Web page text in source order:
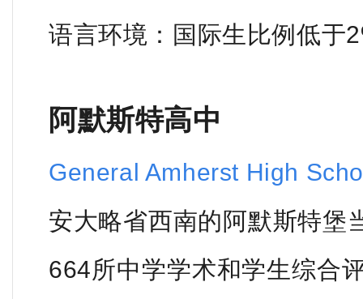
语言环境：国际生比例低于
阿默斯特高中
General Amherst High
安大略省西南的阿默斯特堡
664所中学学术和学生综合